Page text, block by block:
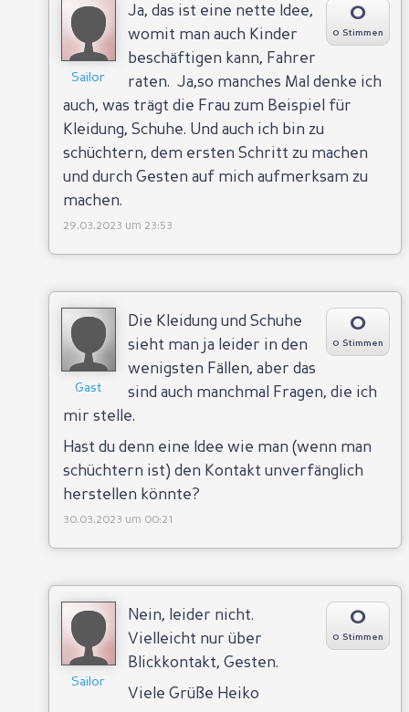
Sailor
0
0 Stimmen
Ja, das ist eine nette Idee,
womit man auch Kinder
beschäftigen kann, Fahrer
raten. Ja,so manches Mal denke ich
auch, was trägt die Frau zum Beispiel für
Kleidung, Schuhe. Und auch ich bin zu
schüchtern, dem ersten Schritt zu machen
und durch Gesten auf mich aufmerksam zu
machen.
29.03.2023 um 23:53
Gast
0
0 Stimmen
Die Kleidung und Schuhe
sieht man ja leider in den
wenigsten Fällen, aber das
sind auch manchmal Fragen, die ich
mir stelle.
Hast du denn eine Idee wie man (wenn man
schüchtern ist) den Kontakt unverfänglich
herstellen könnte?
30.03.2023 um 00:21
Sailor
0
0 Stimmen
Nein, leider nicht.
Vielleicht nur über
Blickkontakt, Gesten.
Viele Grüße Heiko